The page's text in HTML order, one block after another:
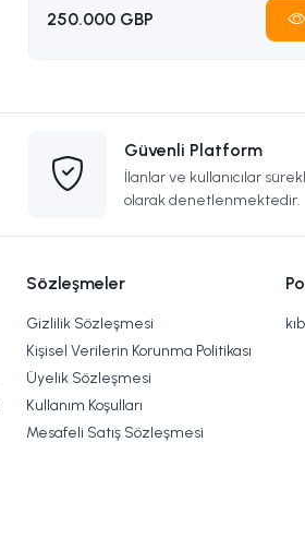
250.000 GBP
Güvenli Platform
İlanlar ve kullanıcılar
olarak denetlenmektedir.
Sözleşmeler
Gizlilik Sözleşmesi
Kişisel Verilerin Korunma Politikası
Üyelik Sözleşmesi
Kullanım Koşulları
Mesafeli Satış Sözleşmesi